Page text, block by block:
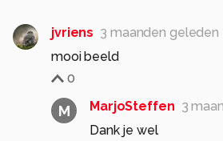
jvriens 3 maanden geleden
mooi beeld
0
M MarjoSteffen 3
Dank je wel